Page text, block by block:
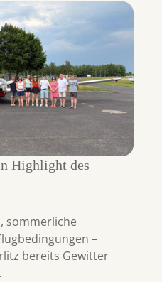
Highlight des
sommerliche
–
bereits Gewitter